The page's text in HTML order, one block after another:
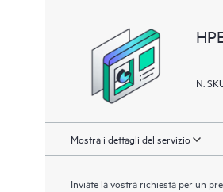
N.
Mostra i dettagli del servizio
Inviate la vostra richiesta per un